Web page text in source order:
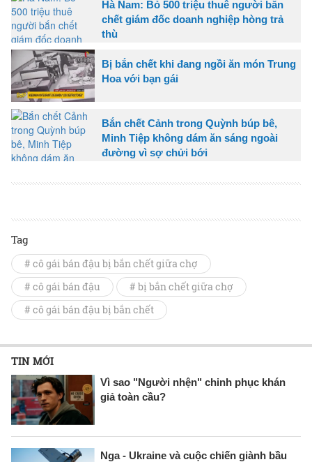
Hà Nam: Bỏ 500 triệu thuê người bắn
chết giám đốc doanh nghiệp hòng trả
thù
Bị bắn chết khi đang ngồi ăn món Trung
Hoa với bạn gái
Bắn chết Cảnh trong Quỳnh búp bê,
Minh Tiệp không dám ăn sáng ngoài
đường vì sợ chửi bới
Tag
# cô gái bán đậu bị bắn chết giữa chợ
# cô gái bán đậu
# bị bắn chết giữa chợ
# cô gái bán đậu bị bắn chết
TIN MỚI
Vì sao "Người nhện" chinh phục khán
giả toàn cầu?
Nga - Ukraine và cuộc chiến giành bầu